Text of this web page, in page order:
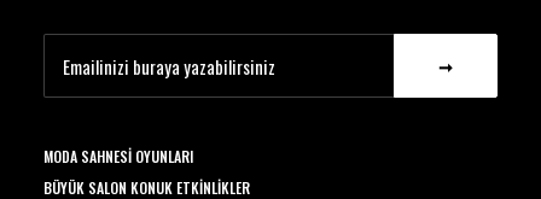
MODA SAHNESI OYUNLARI
BÜYÜK SALON KONUK ETKINLIKLER